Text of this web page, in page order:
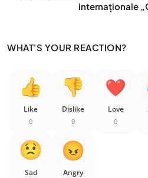
internaționale
WHAT'S YOUR REACTION?
Like
0
Dislike
0
Love
0
Sad Angry